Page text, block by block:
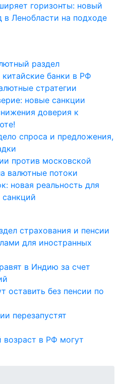
горизонты: новый
в Ленобласти на подходе
банки в РФ
стратегии
новые санкции
доверия к
спроса и предложения,
против московской
валютные потоки
новая реальность для
для иностранных
в Индию за счет
оставить без пенсии по
перезапустят
возраст в РФ могут